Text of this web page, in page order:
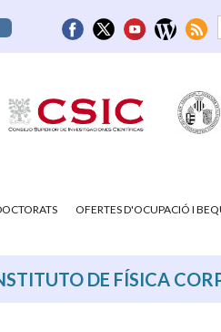
OFERTES D'OCUPACIÓ I
DE FÍSICA